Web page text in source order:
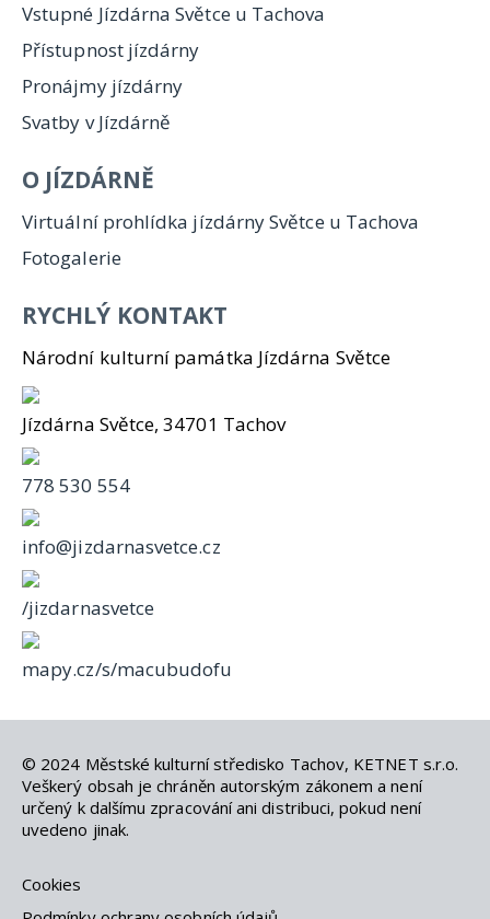
Vstupné Jízdárna Světce u Tachova
Přístupnost jízdárny
Pronájmy jízdárny
Svatby v Jízdárně
O JÍZDÁRNĚ
Virtuální prohlídka jízdárny Světce u Tachova
Fotogalerie
RYCHLÝ KONTAKT
Národní kulturní památka Jízdárna Světce
Jízdárna Světce, 34701 Tachov
778 530 554
info@jizdarnasvetce.cz
/jizdarnasvetce
mapy.cz/s/macubudofu
© 2024 Městské kulturní středisko Tachov, KETNET s.r.o.
Veškerý obsah je chráněn autorským zákonem a není
určený k dalšímu zpracování ani distribuci, pokud není
uvedeno jinak.
Cookies